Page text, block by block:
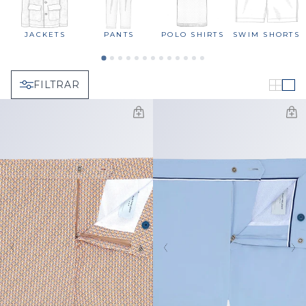
JACKETS PANTS POLO SHIRTS SWIM SHORTS
FILTRAR